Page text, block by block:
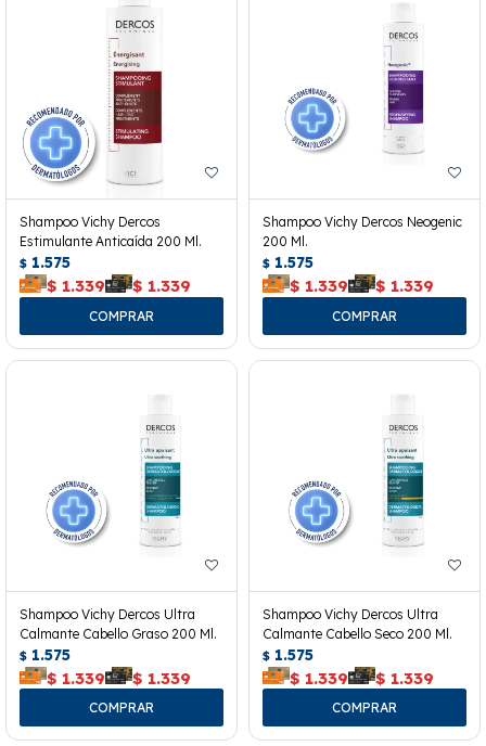
Shampoo Vichy Dercos
Estimulante Anticaída 200 Ml.
$ 1.575
$ 1.339 $ 1.339
Shampoo Vichy Dercos Neogenic
200 Ml.
$ 1.575
$ 1.339 $ 1.339
Shampoo Vichy Dercos Ultra
Calmante Cabello Graso 200 Ml.
$ 1.575
$ 1.339 $ 1.339
Shampoo Vichy Dercos Ultra
Calmante Cabello Seco 200 Ml.
$ 1.575
$ 1.339 $ 1.339